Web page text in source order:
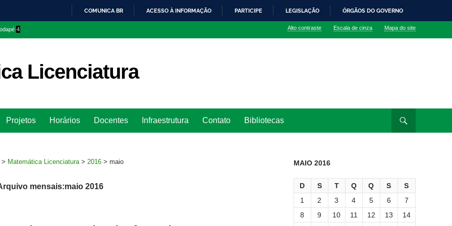
O
COMUNICA BR ACESSO À INFORMAÇÃO PARTICIPE LEGISLAÇÃO ÓRGÃOS DO GOVERNO
4 Alto contraste Escala de cinza Mapa do site
Licenciatura
para
Projetos Horários Docentes Infraestrutura Contato Bibliotecas
> Matemática Licenciatura > 2016 > maio
mensais:maio 2016
MAIO 2016
D S T Q Q S
S
1
2 3 4 5 6
7
8
9 10 11 12 13
14